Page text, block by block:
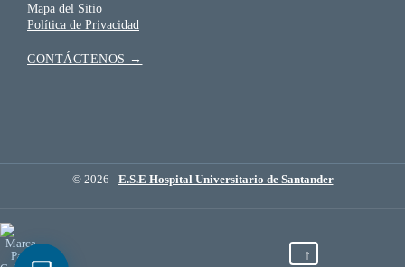
Mapa del Sitio
Política de Privacidad
CONTÁCTENOS →
© 2026 - E.S.E Hospital Universitario de Santander
↑